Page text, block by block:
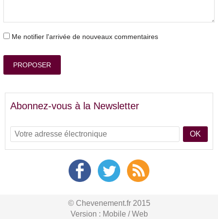
Me notifier l'arrivée de nouveaux commentaires
PROPOSER
Abonnez-vous à la Newsletter
OK
© Chevenement.fr 2015
Version : Mobile /Web